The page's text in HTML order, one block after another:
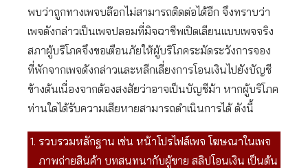
พบว่าถูกทางเพจบล๊อกไม่สามารถติดต่อได้อีก จึงทราบว่า
เพจดังกล่าวเป็นเพจปลอมที่มิจฉาชีพเปิดเลียนแบบเพจจริง
สภาผู้บริโภคจึงขอเตือนภัยให้ผู้บริโภคระมัดระวังการจอง
ที่พักจากเพจดังกล่าวและหลีกเลี่ยงการโอนเงินไปยังบัญชี
ข้างต้นเนื่องจากต้องสงสัยว่าอาจเป็นบัญชีม้า หากผู้บริโภค
ท่านใดได้รับความเสียหายสามารถดำเนินการได้ ดังนี้
รวบรวมหลักฐาน เช่น หน้าโปรไฟล์เพจ โฆษณาในเพจ
ภาพถ่ายสินค้า บทสนทนากับผู้ขาย สลิปโอนเงิน เป็นต้น